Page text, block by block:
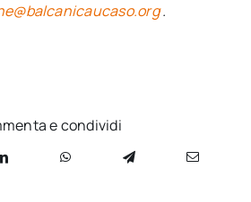
.
e condividi